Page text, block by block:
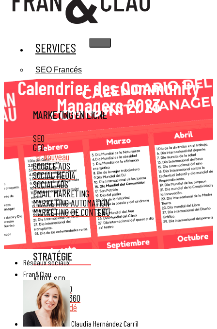
SERVICES
SEO Francés
MARKETING EN LIGNE
SEO
GEO
⭐ Nouveau
GOOGLE ADS
SOCIAL MEDIA
SOCIAL ADS
EMAIL MARKETING
MARKETING AUTOMATION
MARKETING DE CONTENU
STRATÉGIE
AUDIT SEO
CONSEIL SEO
STRATÉGIE 360
Recommandé
Calendrier des Community
Managers 2023
Réseaux sociaux
Fran&Clau
Claudia Hernández Carril